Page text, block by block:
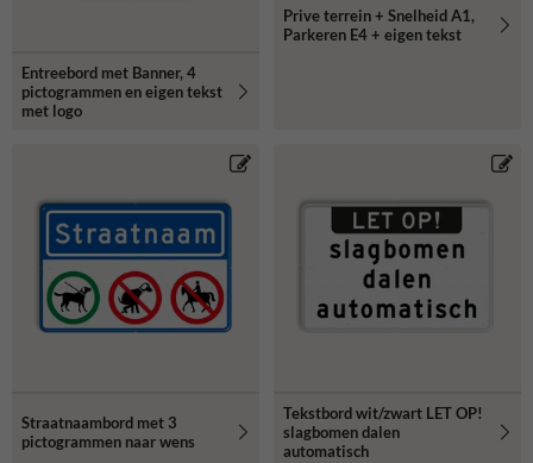
Entreebord met Banner, 4
pictogrammen en eigen tekst
met logo
Prive terrein + Snelheid A1,
Parkeren E4 + eigen tekst
Straatnaambord met 3
pictogrammen naar wens
Tekstbord wit/zwart LET OP!
slagbomen dalen
automatisch